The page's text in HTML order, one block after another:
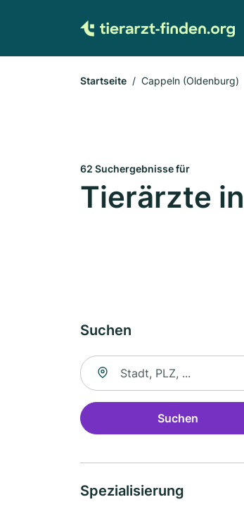
Startseite Cappeln (Oldenburg)
62 Suchergebnisse für
Tierärzte
Suchen
Suche nach Ort
Suchen
Spezialisierung